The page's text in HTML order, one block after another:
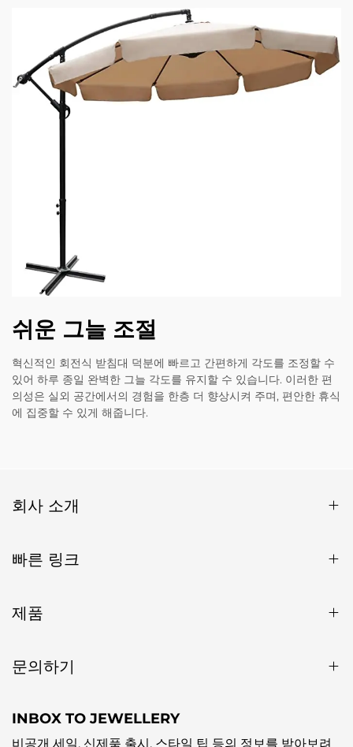
쉬운 그늘 조절
혁신적인 회전식 받침대 덕분에 빠르고 간편하게 각도를 조정할 수
있어 하루 종일 완벽한 그늘 각도를 유지할 수 있습니다. 이러한 편
의성은 실외 공간에서의 경험을 한층 더 향상시켜 주며, 편안한 휴식
에 집중할 수 있게 해줍니다.
회사 소개
빠른 링크
제품
문의하기
INBOX TO JEWELLERY
비공개 세일, 신제품 출시, 스타일 팁 등의 정보를 받아보려